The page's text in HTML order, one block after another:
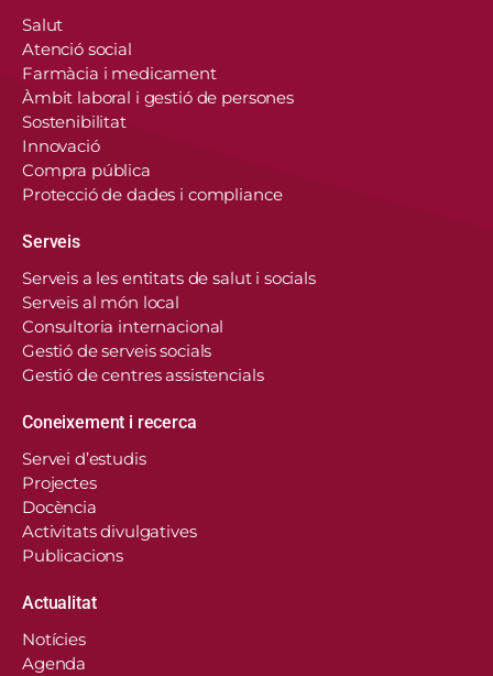
Salut
Atenció social
Farmàcia i medicament
Àmbit laboral i gestió de persones
Sostenibilitat
Innovació
Compra pública
Protecció de dades i compliance
Serveis
Serveis a les entitats de salut i socials
Serveis al món local
Consultoria internacional
Gestió de serveis socials
Gestió de centres assistencials
Coneixement i recerca
Servei d’estudis
Projectes
Docència
Activitats divulgatives
Publicacions
Actualitat
Notícies
Agenda